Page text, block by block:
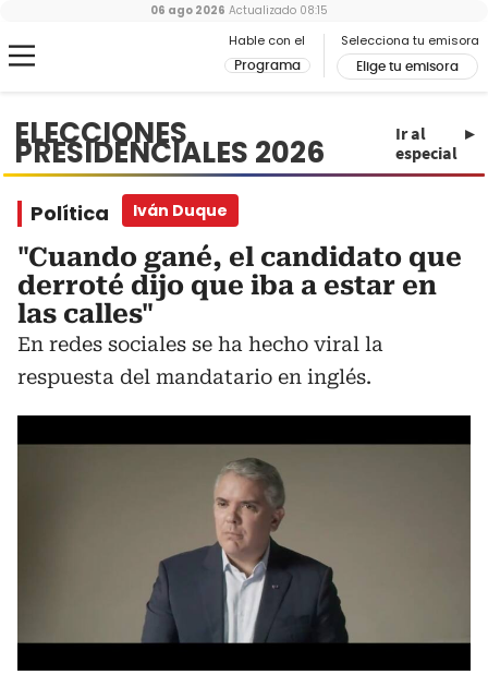
Hable con el
Programa
Selecciona tu emisora
Elige tu emisora
06 ago 2026 Actualizado 08:15
ELECCIONES
PRESIDENCIALES 2026
Ir al
especial
Política Iván Duque
"Cuando gané, el candidato que
derroté dijo que iba a estar en
las calles"
En redes sociales se ha hecho viral la
respuesta del mandatario en inglés.